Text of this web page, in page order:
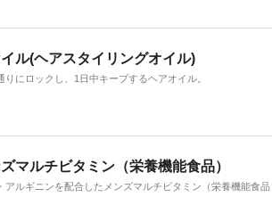
ル(ヘアスタイリングオイル)
にロックし、1日中キープするヘアオイル。
マルチビタミン（栄養機能食品）
アルギニンを配合したメンズマルチビタミン（栄養機能食品